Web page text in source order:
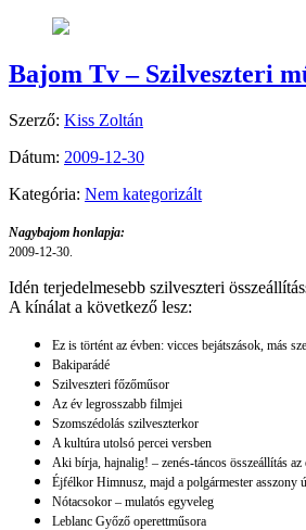
Bajom Tv – Szilveszteri
Szerző: Kiss Zoltán
Dátum: 2009-12-30
Kategória: Nem kategorizált
Nagybajom honlapja:
2009-12-30.
Idén terjedelmesebb szilveszteri
A kínálat a következő lesz:
Ez is történt az évben: vicces bejátszások, más
Bakiparádé
Szilveszteri főzőműsor
Az év legrosszabb filmjei
Szomszédolás szilveszterkor
A kultúra utolsó percei versben
Aki bírja, hajnalig! – zenés-táncos összeállítás
Éjfélkor Himnusz, majd a polgármester asszony
Nótacsokor – mulatós egyveleg
Leblanc Győző operettműsora